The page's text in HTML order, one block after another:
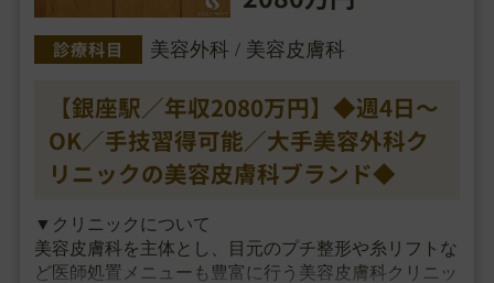
診療科目 美容外科 / 美容皮膚科
【銀座駅／年収2080万円】◆週4日～
OK／手技習得可能／大手美容外科ク
リニックの美容皮膚科ブランド◆
▼クリニックについて
美容皮膚科を主体とし、目元のプチ整形や糸リフトな
ど医師処置メニューも豊富に行う美容皮膚科クリニッ